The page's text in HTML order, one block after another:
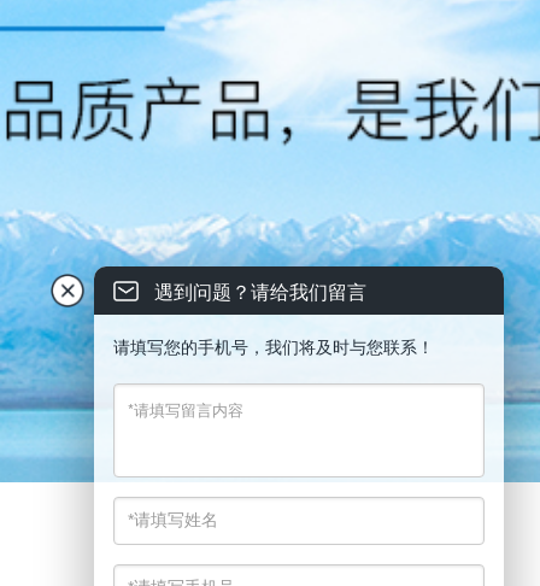
遇到问题？请给我们留言
请填写您的手机号，我们将及时与您联系！